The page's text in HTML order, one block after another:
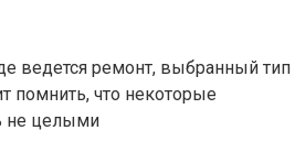
ведется ремонт, выбранный тип
помнить, что некоторые
не целыми